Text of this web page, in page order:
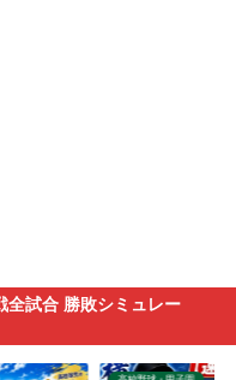
全試合 勝敗シミュレー